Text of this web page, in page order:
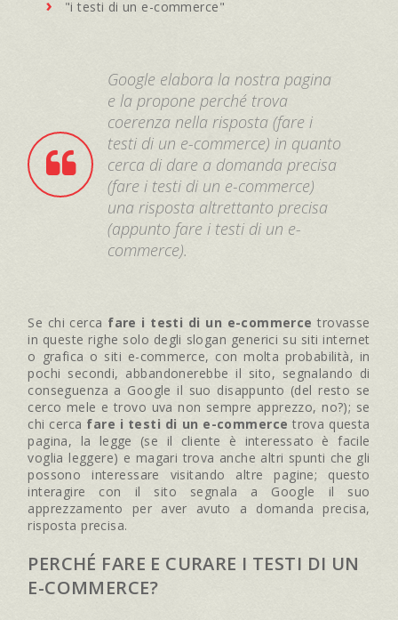
"i testi di un e-commerce"
Google elabora la nostra pagina
e la propone perché trova
coerenza nella risposta (fare i
testi di un e-commerce) in quanto
cerca di dare a domanda precisa
(fare i testi di un e-commerce)
una risposta altrettanto precisa
(appunto fare i testi di un e-
commerce).
Se chi cerca fare i testi di un e-commerce trovasse
in queste righe solo degli slogan generici su siti internet
o grafica o siti e-commerce, con molta probabilità, in
pochi secondi, abbandonerebbe il sito, segnalando di
conseguenza a Google il suo disappunto (del resto se
cerco mele e trovo uva non sempre apprezzo, no?); se
chi cerca fare i testi di un e-commerce trova questa
pagina, la legge (se il cliente è interessato è facile
voglia leggere) e magari trova anche altri spunti che gli
possono interessare visitando altre pagine; questo
interagire con il sito segnala a Google il suo
apprezzamento per aver avuto a domanda precisa,
risposta precisa.
PERCHÉ FARE E CURARE I TESTI DI UN
E-COMMERCE?